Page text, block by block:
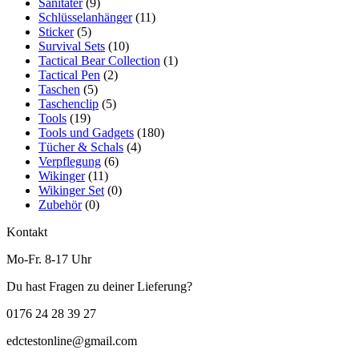
Schlüsselanhänger (11)
Sticker (5)
Survival Sets (10)
Tactical Bear Collection (1)
Tactical Pen (2)
Taschen (5)
Taschenclip (5)
Tools (19)
Tools und Gadgets (180)
Tücher & Schals (4)
Verpflegung (6)
Wikinger (11)
Wikinger Set (0)
Zubehör (0)
Kontakt
Mo-Fr. 8-17 Uhr
Du hast Fragen zu deiner Lieferung?
0176 24 28 39 27
edctestonline@gmail.com